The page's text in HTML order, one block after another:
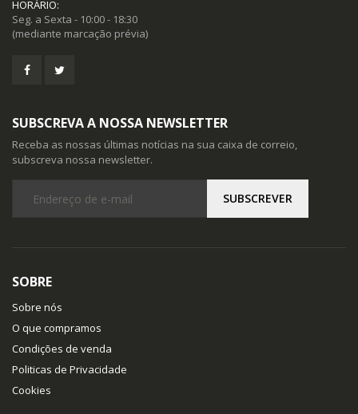
HORÁRIO:
Seg. a Sexta - 10:00 - 18:30
(mediante marcação prévia)
SUBSCREVA A NOSSA NEWSLETTER
Receba as nossas últimas notícias na sua caixa de correio,
subscreva nossa newsletter.
SOBRE
Sobre nós
O que compramos
Condições de venda
Politicas de Privacidade
Cookies